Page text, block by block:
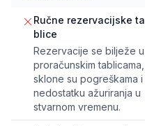
Ručne rezervacijske ta
blice
Rezervacije se bilježe u
proračunskim tablicama,
sklone su pogreškama i
nedostatku ažuriranja u
stvarnom vremenu.